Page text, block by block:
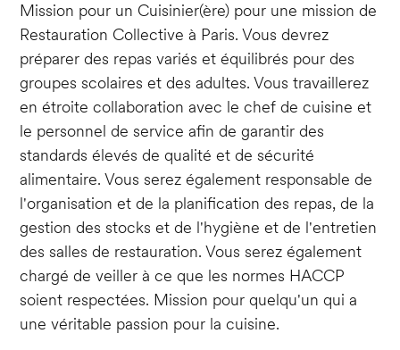
Mission pour un Cuisinier(ère) pour une mission de
Restauration Collective à Paris. Vous devrez
préparer des repas variés et équilibrés pour des
groupes scolaires et des adultes. Vous travaillerez
en étroite collaboration avec le chef de cuisine et
le personnel de service afin de garantir des
standards élevés de qualité et de sécurité
alimentaire. Vous serez également responsable de
l'organisation et de la planification des repas, de la
gestion des stocks et de l'hygiène et de l'entretien
des salles de restauration. Vous serez également
chargé de veiller à ce que les normes HACCP
soient respectées. Mission pour quelqu'un qui a
une véritable passion pour la cuisine.